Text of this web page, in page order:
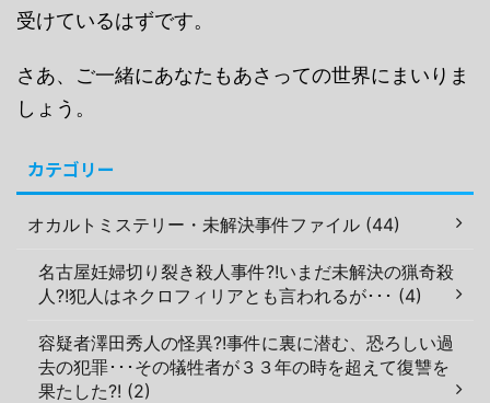
受けているはずです。
さあ、ご一緒にあなたもあさっての世界にまいりま
しょう。
カテゴリー
オカルトミステリー・未解決事件ファイル (44)
名古屋妊婦切り裂き殺人事件?!いまだ未解決の猟奇殺
人?!犯人はネクロフィリアとも言われるが･･･ (4)
容疑者澤田秀人の怪異?!事件に裏に潜む、恐ろしい過
去の犯罪･･･その犠牲者が３３年の時を超えて復讐を
果たした?! (2)